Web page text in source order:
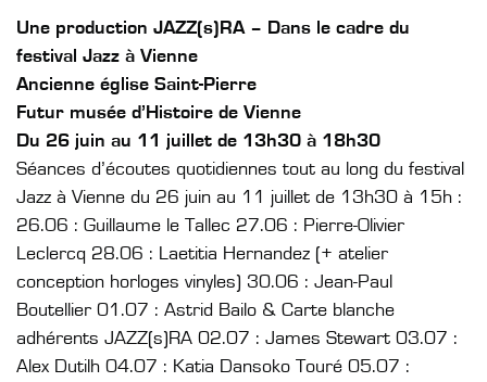
Une production JAZZ(s)RA – Dans le cadre du
festival Jazz à Vienne
Ancienne église Saint-Pierre
Futur musée d’Histoire de Vienne
Du 26 juin au 11 juillet de 13h30 à 18h30
Séances d’écoutes quotidiennes tout au long du festival
Jazz à Vienne du 26 juin au 11 juillet de 13h30 à 15h :
26.06 : Guillaume le Tallec 27.06 : Pierre-Olivier
Leclercq 28.06 : Laetitia Hernandez (+ atelier
conception horloges vinyles) 30.06 : Jean-Paul
Boutellier 01.07 : Astrid Bailo & Carte blanche
adhérents JAZZ(s)RA 02.07 : James Stewart 03.07 :
Alex Dutilh 04.07 : Katia Dansoko Touré 05.07 :